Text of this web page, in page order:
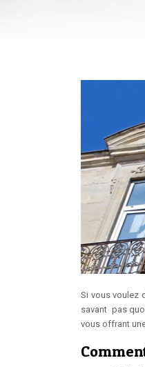
Si vous voulez
savant pas
vous offrant